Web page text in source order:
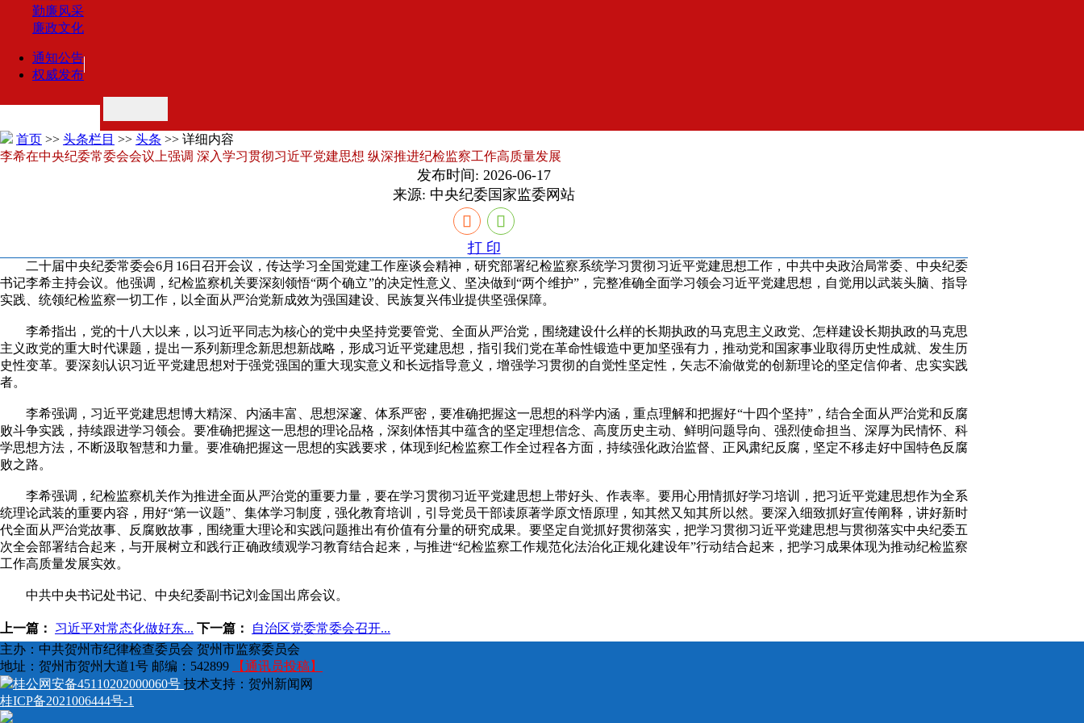
勤廉风采
廉政文化
通知公告
权威发布
首页 >> 头条栏目 >> 头条 >> 详细内容
李希在中央纪委常委会会议上强调 深入学习贯彻习近平党建思想 纵深推进纪检监察工作高质量发展
发布时间: 2026-06-17
来源: 中央纪委国家监委网站
打 印
二十届中央纪委常委会6月16日召开会议，传达学习全国党建工作座谈会精神，研究部署纪检监察系统学习贯彻习近平党建思想工作，中共中央政治局常委、中央纪委
书记李希主持会议。他强调，纪检监察机关要深刻领悟“两个确立”的决定性意义、坚决做到“两个维护”，完整准确全面学习领会习近平党建思想，自觉用以武装头脑、指导
实践、统领纪检监察一切工作，以全面从严治党新成效为强国建设、民族复兴伟业提供坚强保障。
李希指出，党的十八大以来，以习近平同志为核心的党中央坚持党要管党、全面从严治党，围绕建设什么样的长期执政的马克思主义政党、怎样建设长期执政的马克思
主义政党的重大时代课题，提出一系列新理念新思想新战略，形成习近平党建思想，指引我们党在革命性锻造中更加坚强有力，推动党和国家事业取得历史性成就、发生历
史性变革。要深刻认识习近平党建思想对于强党强国的重大现实意义和长远指导意义，增强学习贯彻的自觉性坚定性，矢志不渝做党的创新理论的坚定信仰者、忠实实践
者。
李希强调，习近平党建思想博大精深、内涵丰富、思想深邃、体系严密，要准确把握这一思想的科学内涵，重点理解和把握好“十四个坚持”，结合全面从严治党和反腐
败斗争实践，持续跟进学习领会。要准确把握这一思想的理论品格，深刻体悟其中蕴含的坚定理想信念、高度历史主动、鲜明问题导向、强烈使命担当、深厚为民情怀、科
学思想方法，不断汲取智慧和力量。要准确把握这一思想的实践要求，体现到纪检监察工作全过程各方面，持续强化政治监督、正风肃纪反腐，坚定不移走好中国特色反腐
败之路。
李希强调，纪检监察机关作为推进全面从严治党的重要力量，要在学习贯彻习近平党建思想上带好头、作表率。要用心用情抓好学习培训，把习近平党建思想作为全系
统理论武装的重要内容，用好“第一议题”、集体学习制度，强化教育培训，引导党员干部读原著学原文悟原理，知其然又知其所以然。要深入细致抓好宣传阐释，讲好新时
代全面从严治党故事、反腐败故事，围绕重大理论和实践问题推出有价值有分量的研究成果。要坚定自觉抓好贯彻落实，把学习贯彻习近平党建思想与贯彻落实中央纪委五
次全会部署结合起来，与开展树立和践行正确政绩观学习教育结合起来，与推进“纪检监察工作规范化法治化正规化建设年”行动结合起来，把学习成果体现为推动纪检监察
工作高质量发展实效。
中共中央书记处书记、中央纪委副书记刘金国出席会议。
上一篇： 习近平对常态化做好东... 下一篇：
自治区党委常委会召开...
主办：中共贺州市纪律检查委员会 贺州市监察委员会
地址：贺州市贺州大道1号 邮编：542899
【通讯员投稿】
桂公网安备45110202000060号 技术支持：贺州新闻网
桂ICP备2021006444号-1